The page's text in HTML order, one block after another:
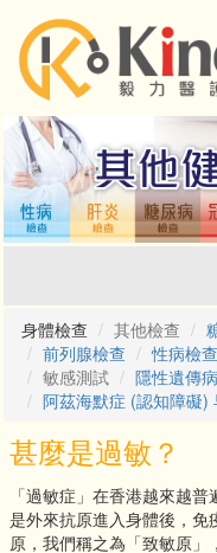
身體檢查
其他檢查
前列腺檢查
性病檢查
敏感測試
隱性遺傳
阿茲海默症 (認知障礙)
甚麼是過敏？
「過敏症」在香港越來越
是外來抗原進入身體後，
原，我們稱之為「致敏原